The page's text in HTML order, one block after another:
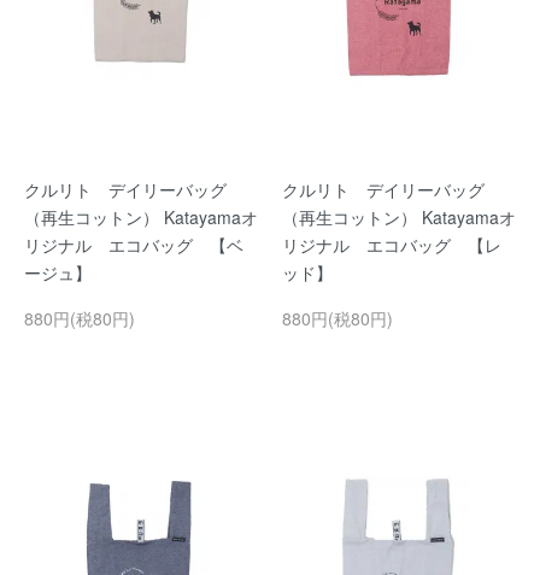
クルリト デイリーバッグ
（再生コットン） Katayamaオ
リジナル エコバッグ 【ベ
ージュ】
880円(税80円)
クルリト デイリーバッグ
（再生コットン） Katayamaオ
リジナル エコバッグ 【レ
ッド】
880円(税80円)